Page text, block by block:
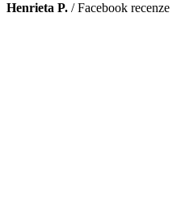
Henrieta P. /Facebook recenze